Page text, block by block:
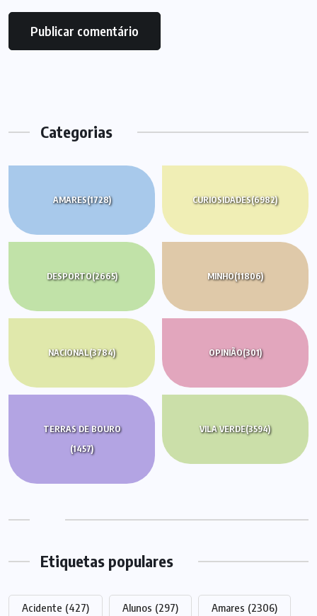
Categorias
AMARES(1728) CURIOSIDADES(6982)
DESPORTO(2665) MINHO(11806)
NACIONAL(3784) OPINIÃO(301)
TERRAS DE BOURO
(1457)
VILA VERDE(3594)
Etiquetas populares
Acidente (427) Alunos (297) Amares (2306)